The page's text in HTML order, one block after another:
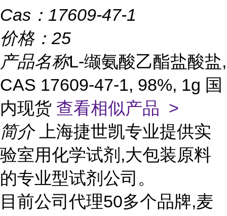
Cas： 17609-47-1
价格： 25
产品名称L-缬氨酸乙酯盐酸盐,
CAS 17609-47-1, 98%, 1g 国
内现货 查看相似产品 >
简介
上海捷世凯专业提供实
验室用化学试剂,大包装原料
的专业型试剂公司。
目前公司代理50多个品牌,麦